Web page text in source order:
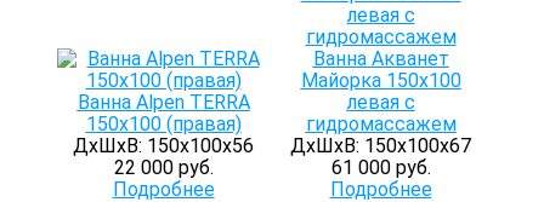
Ванна Alpen TERRA
150x100 (правая)
ДхШхВ: 150х100х56
22 000 руб.
Подробнее
Ванна Акванет
Майорка 150х100
левая с
гидромассажем
ДхШхВ: 150х100х67
61 000 руб.
Подробнее